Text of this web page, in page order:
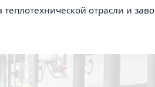
отрасли и